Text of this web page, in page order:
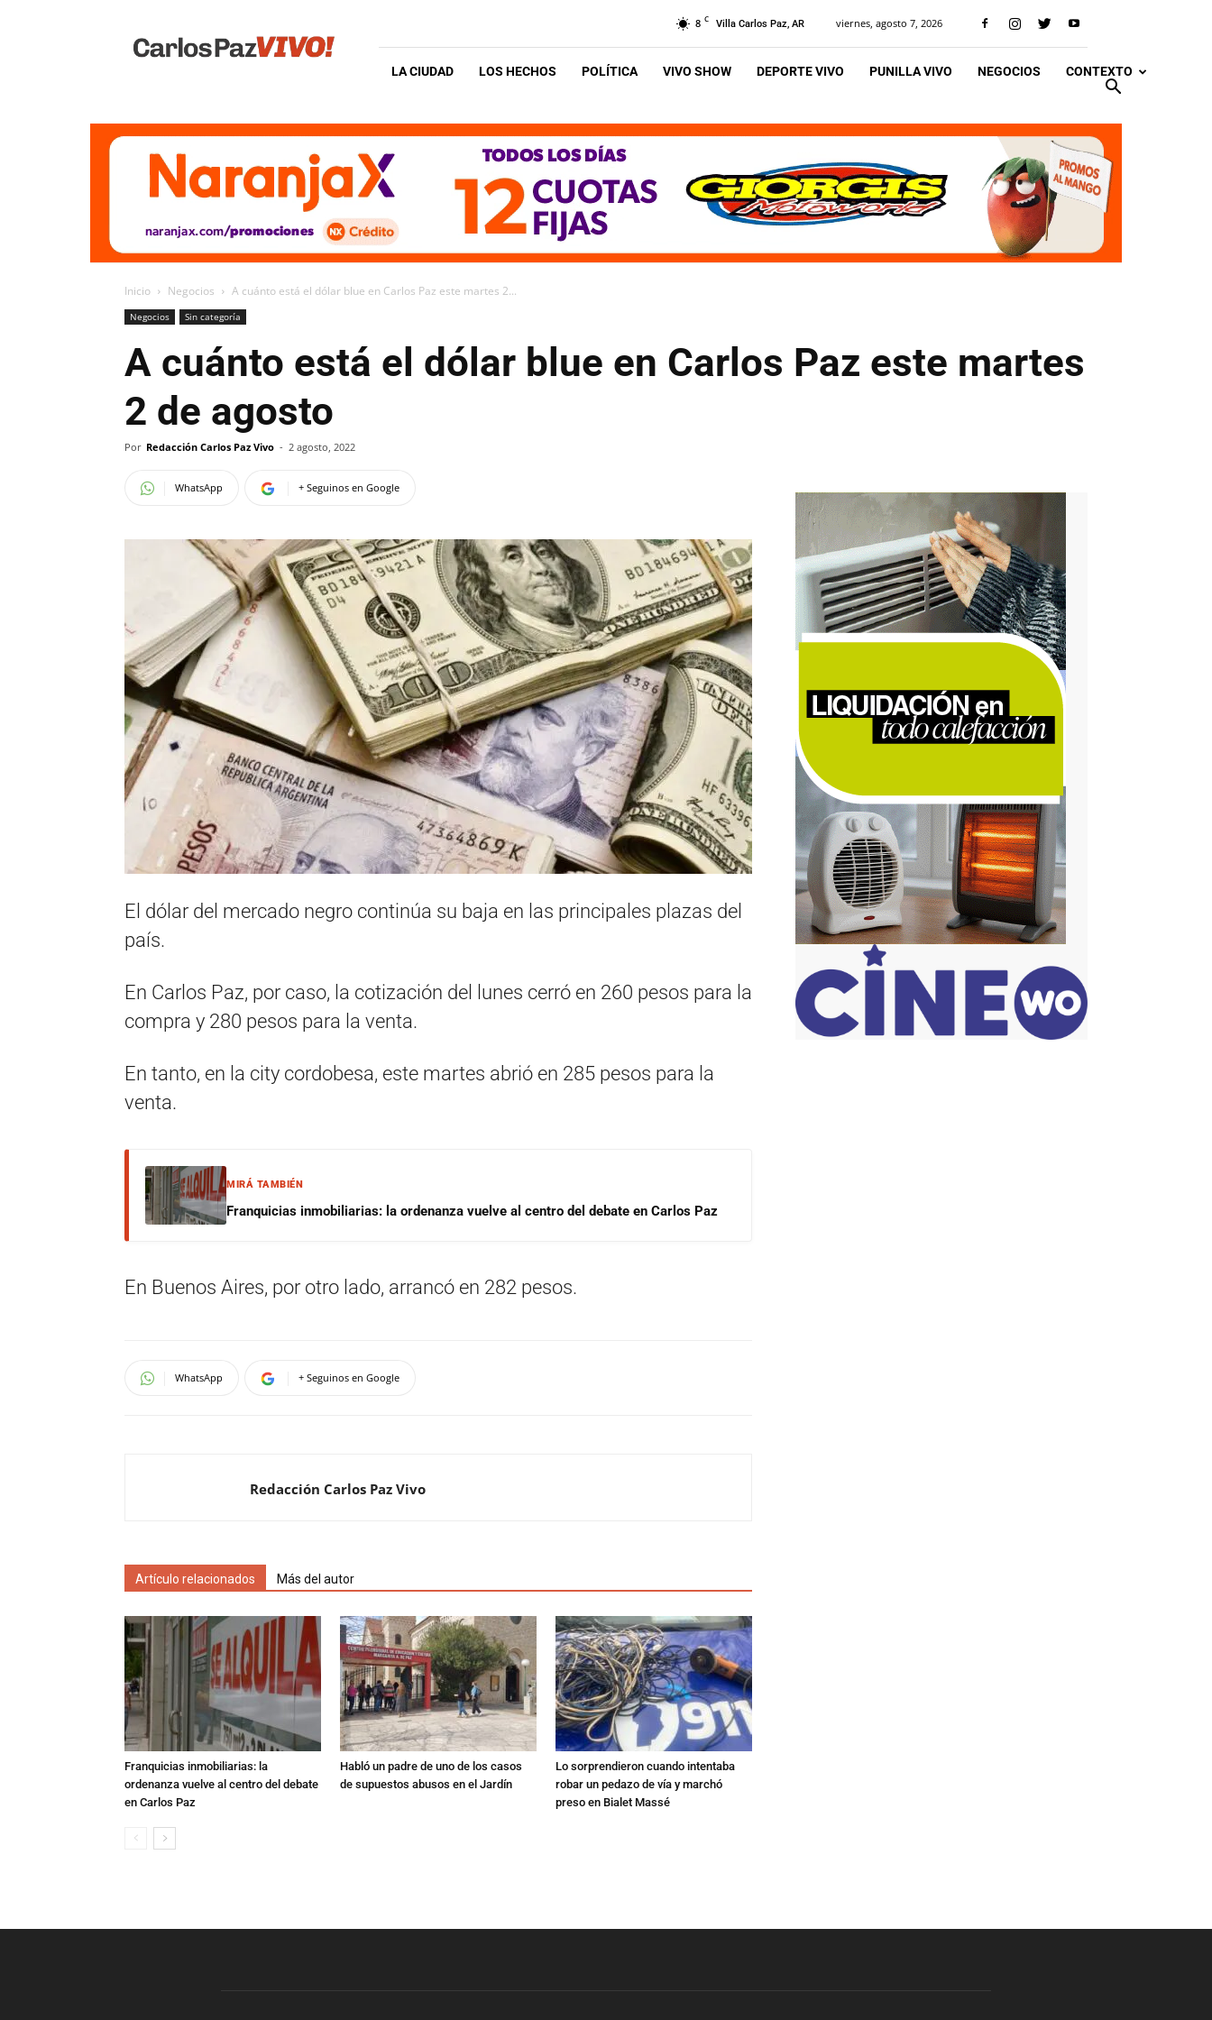
Vivo
8 C Villa Carlos Paz, AR viernes, agosto 7, 2026
LA CIUDAD LOS HECHOS POLÍTICA VIVO SHOW DEPORTE VIVO PUNILLA VIVO NEGOCIOS CONTEXTO
Inicio Negocios A cuánto está el dólar blue en Carlos Paz este martes 2...
Negocios Sin categoría
A cuánto está el dólar blue en Carlos Paz este martes
2 de agosto
Por Redacción Carlos Paz Vivo - 2 agosto, 2022
WhatsApp + Seguinos en Google
El dólar del mercado negro continúa su baja en las principales plazas del
país.
En Carlos Paz, por caso, la cotización del lunes cerró en 260 pesos para la
compra y 280 pesos para la venta.
En tanto, en la city cordobesa, este martes abrió en 285 pesos para la
venta.
MIRÁ TAMBIÉN
Franquicias inmobiliarias: la ordenanza vuelve al centro del debate en Carlos Paz
En Buenos Aires, por otro lado, arrancó en 282 pesos.
WhatsApp + Seguinos en Google
Redacción Carlos Paz Vivo
Artículo relacionados Más del autor
Franquicias inmobiliarias: la
ordenanza vuelve al centro del debate
en Carlos Paz
Habló un padre de uno de los casos
de supuestos abusos en el Jardín
Lo sorprendieron cuando intentaba
robar un pedazo de vía y marchó
preso en Bialet Massé